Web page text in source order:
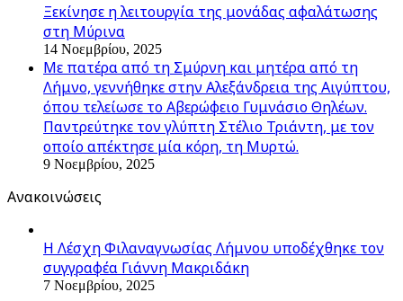
Ξεκίνησε η λειτουργία της μονάδας αφαλάτωσης
στη Μύρινα
14 Νοεμβρίου, 2025
Με πατέρα από τη Σμύρνη και μητέρα από τη
Λήμνο, γεννήθηκε στην Αλεξάνδρεια της Αιγύπτου,
όπου τελείωσε το Αβερώφειο Γυμνάσιο Θηλέων.
Παντρεύτηκε τον γλύπτη Στέλιο Τριάντη, με τον
οποίο απέκτησε μία κόρη, τη Μυρτώ.
9 Νοεμβρίου, 2025
Ανακοινώσεις
Η Λέσχη Φιλαναγνωσίας Λήμνου υποδέχθηκε τον
συγγραφέα Γιάννη Μακριδάκη
7 Νοεμβρίου, 2025